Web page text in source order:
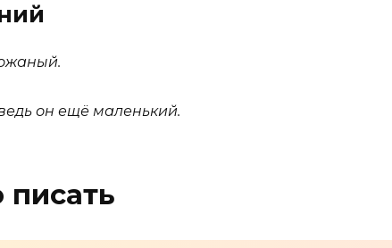
он ещё маленький.
писать